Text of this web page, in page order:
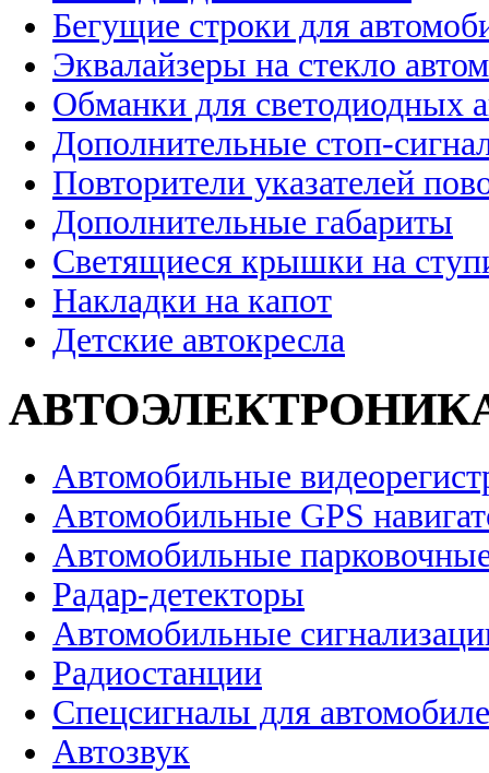
Бегущие строки для
Эквалайзеры на стекло
Обманки для светодиодных
Дополнительные стоп-
Повторители указателей
Дополнительные габариты
Светящиеся крышки на
Накладки на капот
Детские автокресла
Автомобильные
Автомобильные GPS
Автомобильные
Радар-детекторы
Автомобильные
Радиостанции
Спецсигналы для
Автозвук